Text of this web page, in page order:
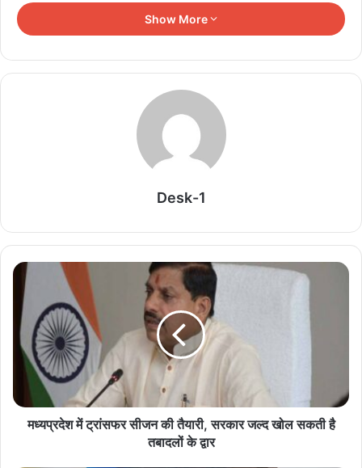
Related Articles
सीधे सरकार तक पहुंचाएं
August 6, 2026
टीबी के खिलाफ लड़ाई में आगे आएं, बनें किसी मरीज की उम्मीद
August 6, 2026
August 6, 2026
CBSE 10वीं बोर्ड: स्कैन कॉपी पाने का मौका, आंसर शीट के
लिए आवेदन प्रक्रिया शुरू
August 6, 2026
ब्लॉक स्तरीय खेल प्रतियोगिता संपन्न, प्रतिभाशाली खिलाड़ी
जिला स्तर के लिए चयनित
August 6, 2026
220 बिस्तरीय शासकीय अस्पताल मनेंद्रगढ़ की बड़ी
Show More
Desk-1
मध्यप्रदेश में ट्रांसफर सीजन की तैयारी, सरकार जल्द खोल सकती है
तबादलों के द्वार